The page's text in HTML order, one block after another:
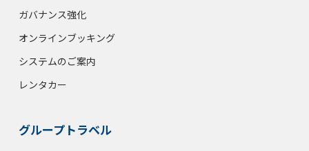
ガバナンス強化
オンラインブッキング
システムのご案内
レンタカー
グループトラベル